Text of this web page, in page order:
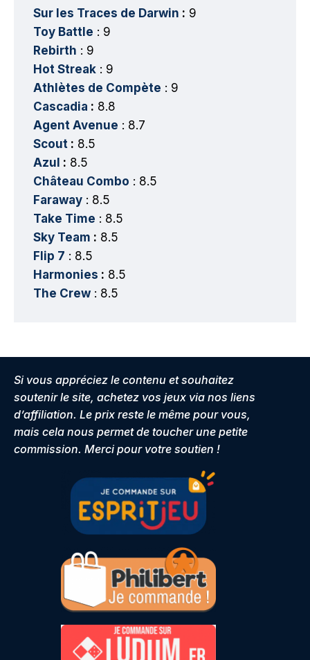
Sur les Traces de Darwin : 9
Toy Battle : 9
Rebirth : 9
Hot Streak : 9
Athlètes de Compète : 9
Cascadia : 8.8
Agent Avenue : 8.7
Scout : 8.5
Azul : 8.5
Château Combo : 8.5
Faraway : 8.5
Take Time : 8.5
Sky Team : 8.5
Flip 7 : 8.5
Harmonies : 8.5
The Crew : 8.5
Si vous appréciez le contenu et souhaitez
soutenir le site, achetez vos jeux via nos liens
d’affiliation. Le prix reste le même pour vous,
mais cela nous permet de toucher une petite
commission. Merci pour votre soutien !